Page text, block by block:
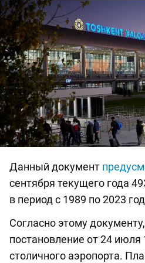
Данный документ
сентября текущего года
в период с 1989 по 2023
Согласно этому
постановление от 24 июля
столичного аэропорта.